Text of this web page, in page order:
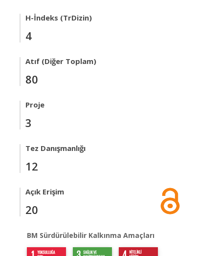
H-İndeks (TrDizin)
4
Atıf (Diğer Toplam)
80
Proje
3
Tez Danışmanlığı
12
Açık Erişim
20
BM Sürdürülebilir Kalkınma Amaçları